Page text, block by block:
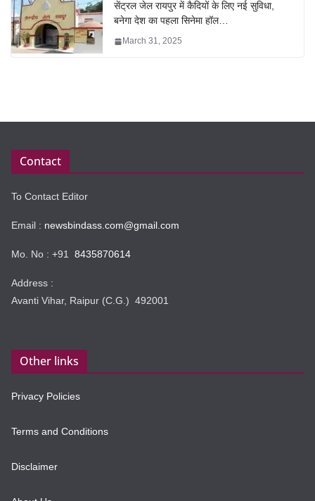
सेंट्रल जेल रायपुर में कैदियों के लिए नई सुविधा,
बनेगा देश का पहला सिनेमा हॉल…
March 31, 2025
Contact
To Contact Editor
Email : newsbindass.com@gmail.com
Mo. No : +91 8435870614
Address :
Avanti Vihar, Raipur (C.G.) 492001
Other links
Privacy Policies
Terms and Conditions
Disclaimer